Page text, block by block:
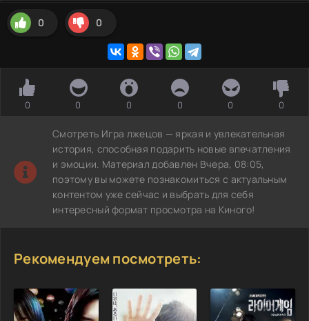
0 0
0 0 0 0 0 0
Смотреть Игра лжецов — яркая и увлекательная
история, способная подарить новые впечатления
и эмоции. Материал добавлен Вчера, 08:05,
поэтому вы можете познакомиться с актуальным
контентом уже сейчас и выбрать для себя
интересный формат просмотра на Киного!
Рекомендуем посмотреть: